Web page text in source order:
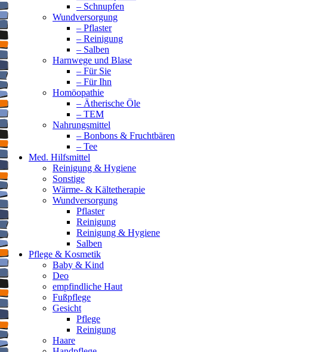
– Schnupfen
Wundversorgung
– Pflaster
– Reinigung
– Salben
Harnwege und Blase
– Für Sie
– Für Ihn
Homöopathie
– Ätherische Öle
– TEM
Nahrungsmittel
– Bonbons & Fruchtbären
– Tee
Med. Hilfsmittel
Reinigung & Hygiene
Sonstige
Wärme- & Kältetherapie
Wundversorgung
Pflaster
Reinigung
Reinigung & Hygiene
Salben
Pflege & Kosmetik
Baby & Kind
Deo
empfindliche Haut
Fußpflege
Gesicht
Pflege
Reinigung
Haare